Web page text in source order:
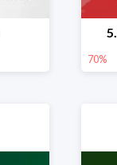
70%